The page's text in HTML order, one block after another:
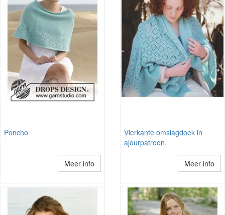
Poncho
Meer info
Vierkante omslagdoek in
ajourpatroon.
Meer info